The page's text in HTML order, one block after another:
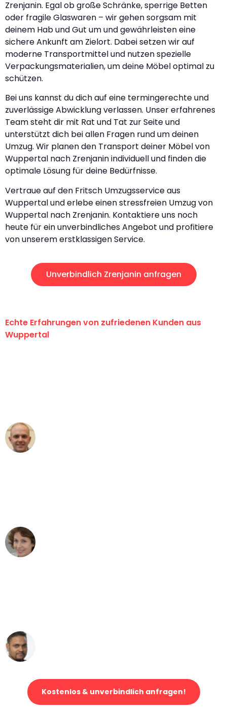
Zrenjanin. Egal ob große Schränke, sperrige Betten
oder fragile Glaswaren – wir gehen sorgsam mit
deinem Hab und Gut um und gewährleisten eine
sichere Ankunft am Zielort. Dabei setzen wir auf
moderne Transportmittel und nutzen spezielle
Verpackungsmaterialien, um deine Möbel optimal zu
schützen.
Bei uns kannst du dich auf eine termingerechte und
zuverlässige Abwicklung verlassen. Unser erfahrenes
Team steht dir mit Rat und Tat zur Seite und
unterstützt dich bei allen Fragen rund um deinen
Umzug. Wir planen den Transport deiner Möbel von
Wuppertal nach Zrenjanin individuell und finden die
optimale Lösung für deine Bedürfnisse.
Vertraue auf den Fritsch Umzugsservice aus
Wuppertal und erlebe einen stressfreien Umzug von
Wuppertal nach Zrenjanin. Kontaktiere uns noch
heute für ein unverbindliches Angebot und profitiere
von unserem erstklassigen Service.
Unverbindlich Zrenjanin anfragen
Echte Erfahrungen von zufriedenen Kunden aus
Wuppertal
Kostenlos & unverbindlich anfragen!